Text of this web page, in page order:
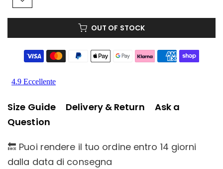
OUT OF STOCK
Size Guide Delivery & Return
Ask a
Question
🔙 Puoi rendere il tuo ordine entro 14 giorni
dalla data di consegna